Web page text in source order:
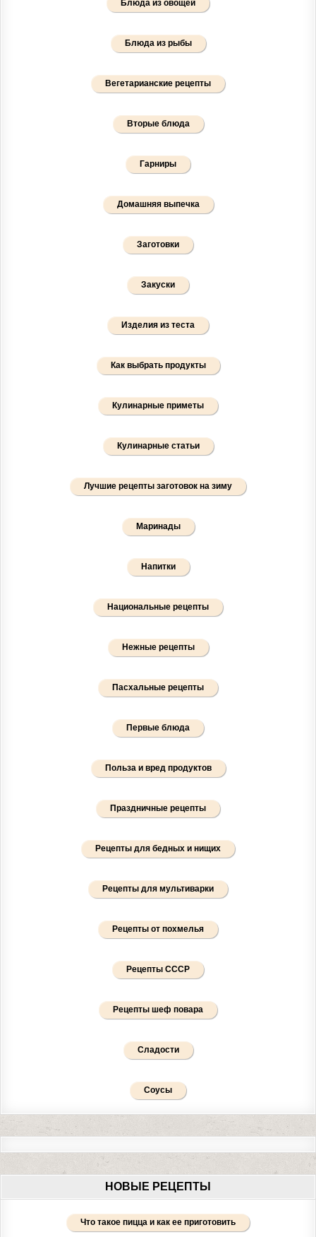
Блюда из овощей
Блюда из рыбы
Вегетарианские рецепты
Вторые блюда
Гарниры
Домашняя выпечка
Заготовки
Закуски
Изделия из теста
Как выбрать продукты
Кулинарные приметы
Кулинарные статьи
Лучшие рецепты заготовок на зиму
Маринады
Напитки
Национальные рецепты
Нежные рецепты
Пасхальные рецепты
Первые блюда
Польза и вред продуктов
Праздничные рецепты
Рецепты для бедных и нищих
Рецепты для мультиварки
Рецепты от похмелья
Рецепты СССР
Рецепты шеф повара
Сладости
Соусы
НОВЫЕ РЕЦЕПТЫ
Что такое пицца и как ее приготовить